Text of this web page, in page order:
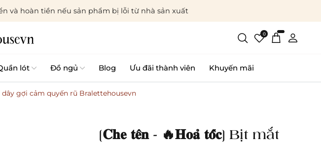
và hoàn tiền nếu sản phẩm bị lỗi từ nhà sản xuất
0
lót Đồ ngủ Blog Ưu đãi thành viên Khuyến mãi
dây gợi cảm quyến rũ Bralettehousevn
[𝐂𝐡𝐞 𝐭𝐞̂𝐧 - 🔥𝐇𝐨𝐚̉ 𝐭𝐨̂́𝐜] Bịt mắt